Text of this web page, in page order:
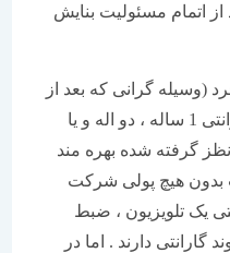
مسئولیت بنایش
گرانی که بعد از
خانه خریداری می شود ) از گارانتی 1 ساله ، دو اله و یا
شده بهره مند
هیچ پولی شرکت
، ضبط
دارند . اما در